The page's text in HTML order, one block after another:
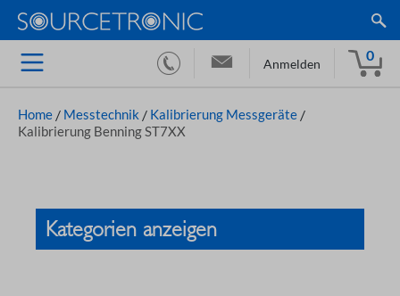
Anmelden
0
Home / Messtechnik / Kalibrierung Messgeräte /
Kalibrierung Benning ST7XX
Kategorien anzeigen